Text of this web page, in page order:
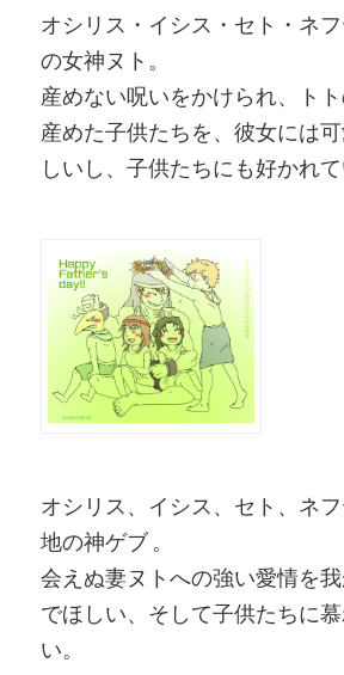
オシリス・イシス・セト・ネ
の女神ヌト。
産めない呪いをかけられ、ト
産めた子供たちを、彼女には
しいし、子供たちにも好かれて
オシリス、イシス、セト、ネ
地の神ゲブ 。
会えぬ妻ヌトへの強い愛情を
でほしい、そして子供たちに
い。